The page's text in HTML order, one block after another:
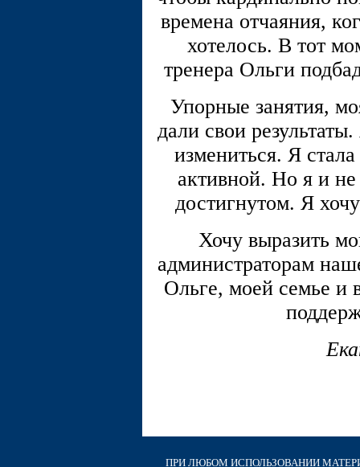
времена отчаяния,
хотелось. В тот
тренера Ольги
Упорные занятия,
дали свои
измениться. Я
активной. Но я и не
достигнутом. Я
Хочу выразить
администраторам
Ольге, моей семье и
ПРИ ЛЮБОМ ИСПОЛЬЗОВАНИИ